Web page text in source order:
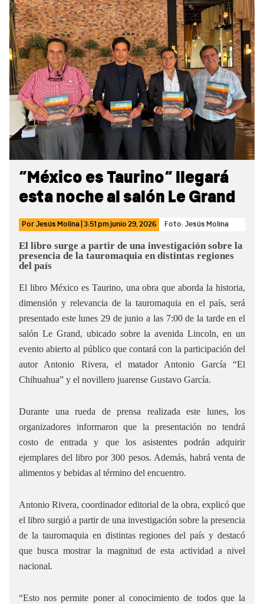
“México es Taurino” llegará
esta noche al salón Le Grand
PorJesús Molina 3:51 pmjunio 29, 2026 Foto: Jesús Molina
El libro surge a partir de una investigación sobre la
presencia de la tauromaquia en distintas regiones
del país
El libro México es Taurino, una obra que aborda la historia,
dimensión y relevancia de la tauromaquia en el país, será
presentado este lunes 29 de junio a las 7:00 de la tarde en el
salón Le Grand, ubicado sobre la avenida Lincoln, en un
evento abierto al público que contará con la participación del
autor Antonio Rivera, el matador Antonio García “El
Chihuahua” y el novillero juarense Gustavo García.
Durante una rueda de prensa realizada este lunes, los
organizadores informaron que la presentación no tendrá
costo de entrada y que los asistentes podrán adquirir
ejemplares del libro por 300 pesos. Además, habrá venta de
alimentos y bebidas al término del encuentro.
Antonio Rivera, coordinador editorial de la obra, explicó que
el libro surgió a partir de una investigación sobre la presencia
de la tauromaquia en distintas regiones del país y destacó
que busca mostrar la magnitud de esta actividad a nivel
nacional.
“Esto nos permite poner al conocimiento de todos que la
Sidebar